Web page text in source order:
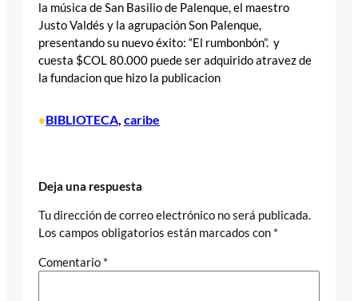
la música de San Basilio de Palenque, el maestro
Justo Valdés y la agrupación Son Palenque,
presentando su nuevo éxito: “El rumbonbón”. y
cuesta $COL 80.000 puede ser adquirido atravez de
la fundacion que hizo la publicacion
•BIBLIOTECA caribe
Deja una respuesta
Tu dirección de correo electrónico no será publicada.
Los campos obligatorios están marcados con *
Comentario *